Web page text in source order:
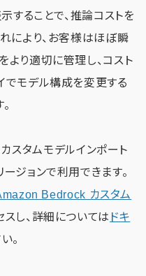
ることで、推論コストを
により、お客様はほぼ瞬
より適切に管理し、コスト
でモデル構成を変更する
スタムモデルインポート
ジョンで利用できます。
Bedrock カスタム
スし、詳細については ドキ
。